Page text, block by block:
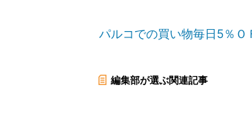
パルコでの買い物毎日5％
編集部が選ぶ関連記事